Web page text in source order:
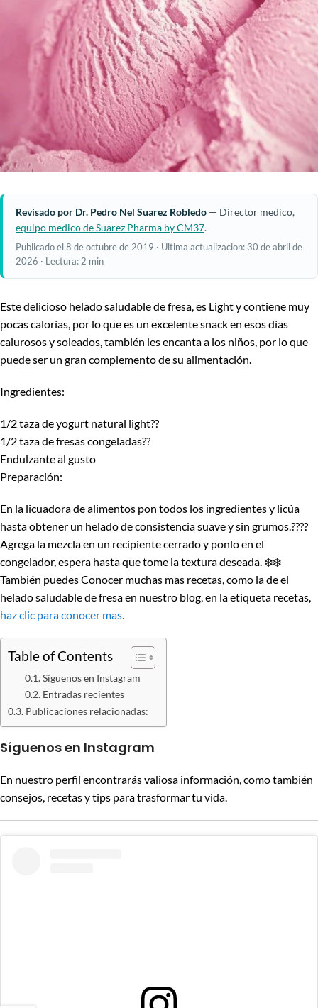
Revisado por Dr. Pedro Nel Suarez Robledo — Director medico,
equipo medico de Suarez Pharma by CM37.
Publicado el 8 de octubre de 2019 · Ultima actualizacion: 30 de abril de
2026 · Lectura: 2 min
Este delicioso helado saludable de fresa, es Light y contiene muy
pocas calorías, por lo que es un excelente snack en esos días
calurosos y soleados, también les encanta a los niños, por lo que
puede ser un gran complemento de su alimentación.
Ingredientes:
1/2 taza de yogurt natural light??
1/2 taza de fresas congeladas??
Endulzante al gusto
Preparación:
En la licuadora de alimentos pon todos los ingredientes y licúa
hasta obtener un helado de consistencia suave y sin grumos.????
Agrega la mezcla en un recipiente cerrado y ponlo en el
congelador, espera hasta que tome la textura deseada. ❄️❄️
También puedes Conocer muchas mas recetas, como la de el
helado saludable de fresa en nuestro blog, en la etiqueta recetas,
haz clic para conocer mas.
Table of Contents
Síguenos en Instagram
Entradas recientes
Publicaciones relacionadas:
Síguenos en Instagram
En nuestro perfil encontrarás valiosa información, como también
consejos, recetas y tips para trasformar tu vida.